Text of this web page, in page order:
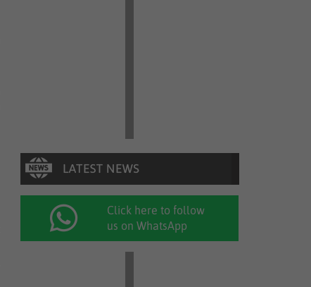
Click here to follow
us on WhatsApp